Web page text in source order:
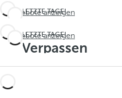
LETZTE TAGE!
Sie nicht
Angebote anzeigen
LETZTE TAGE!
Verpassen
Sie nicht
Angebote anzeigen